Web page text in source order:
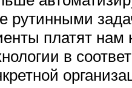
рутинными
платят нам
в